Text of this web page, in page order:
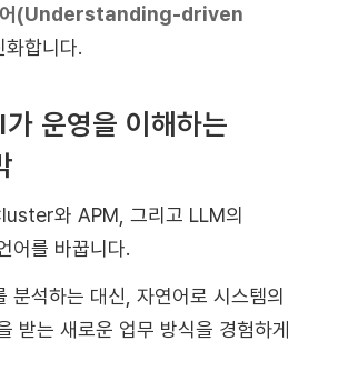
어(Understanding-driven
화합니다.
운영을 이해하는
와 APM, 그리고 LLM의
어를 바꿉니다.
분석하는 대신, 자연어로 시스템의
받는 새로운 업무 방식을 경험하게